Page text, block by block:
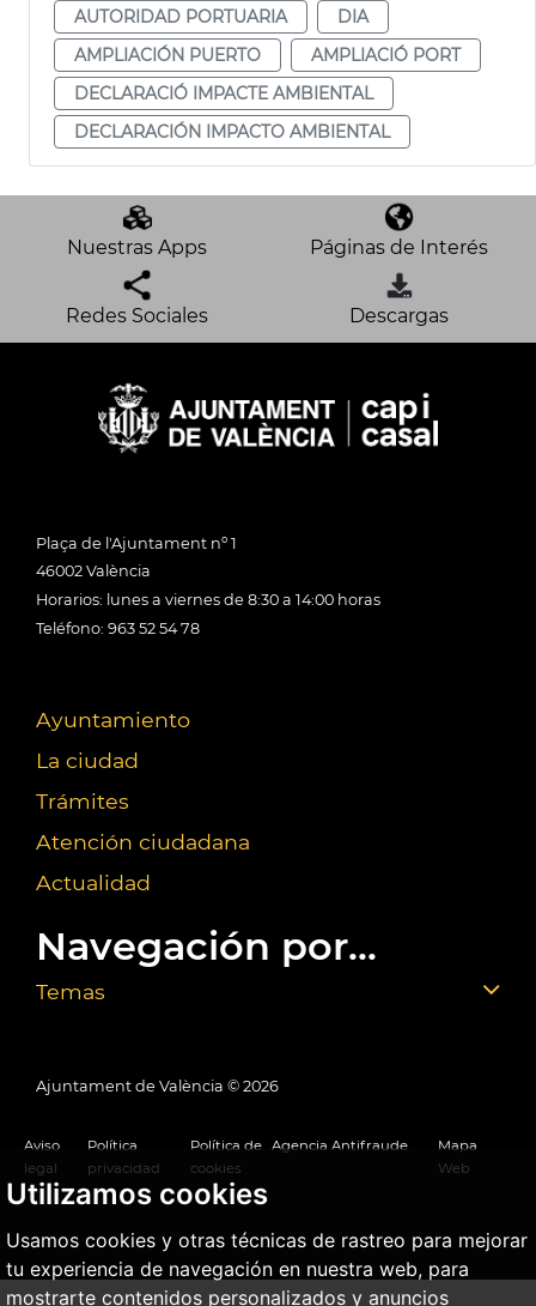
Utilizamos cookies
Usamos cookies y otras técnicas de rastreo para mejorar
tu experiencia de navegación en nuestra web, para
mostrarte contenidos personalizados y anuncios
AUTORIDAD PORTUARIA
DIA
AMPLIACIÓN PUERTO
AMPLIACIÓ PORT
DECLARACIÓ IMPACTE AMBIENTAL
DECLARACIÓN IMPACTO AMBIENTAL
Nuestras Apps Páginas de Interés
Redes Sociales Descargas
Plaça de l'Ajuntament nº 1
46002 València
Horarios: lunes a viernes de 8:30 a 14:00 horas
Teléfono: 963 52 54 78
Ayuntamiento
La ciudad
Trámites
Atención ciudadana
Actualidad
Navegación por...
Temas
Ajuntament de València © 2026
Aviso
legal
Política
privacidad
Política de
cookies
Agencia Antifraude
Mapa
Web